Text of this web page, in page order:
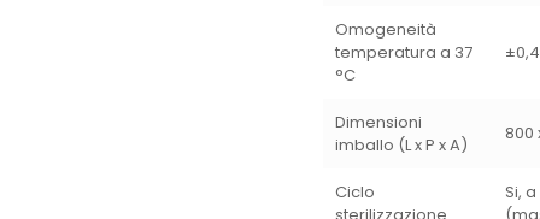
Omogeneità
temperatura a 37
°C
±0,4
Dimensioni
imballo (L x P x A)
800
Ciclo
Si, a